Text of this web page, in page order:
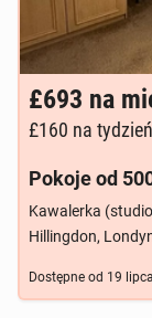
£693 na
£160 na tydzień
Pokoje od
Kawalerka
Hillingdon,
Dostępne od 19 lipca